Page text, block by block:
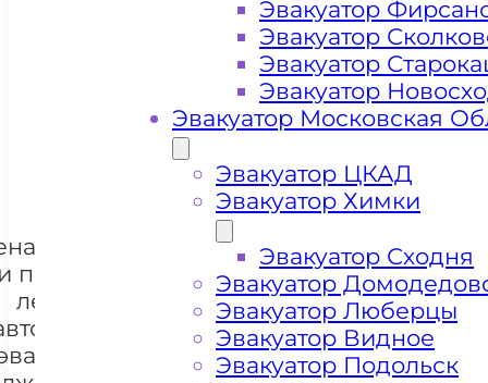
Цена от 4000 рублей
+ 100 РУБЛЕЙ ЗА КИЛОМЕТР
эвакуации
перевозки
легковых
+7 985 222 99 01
Эвакуатор
Эвакуатор
Эвакуатор
Эвакуатор
Эвакуатор Московская
Эвакуатор ЦКАД
Эвакуатор Химки
Эвакуатор Сходня
Эвакуатор
Эвакуатор Люберцы
Эвакуатор Видное
Эвакуатор Подольск